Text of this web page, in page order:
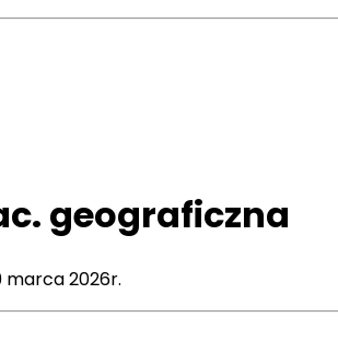
geograficzna
marca 2026r.